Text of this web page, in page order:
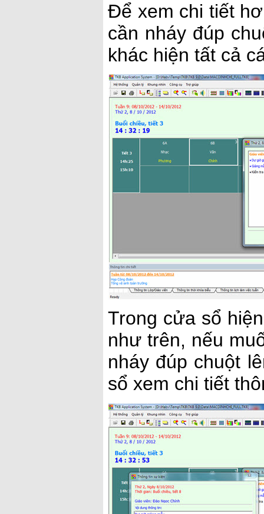
Để xem chi tiết
cần nháy đúp
khác hiện tất cả
Trong cửa sổ
như trên, nếu
nháy đúp chuột
sổ xem chi tiết